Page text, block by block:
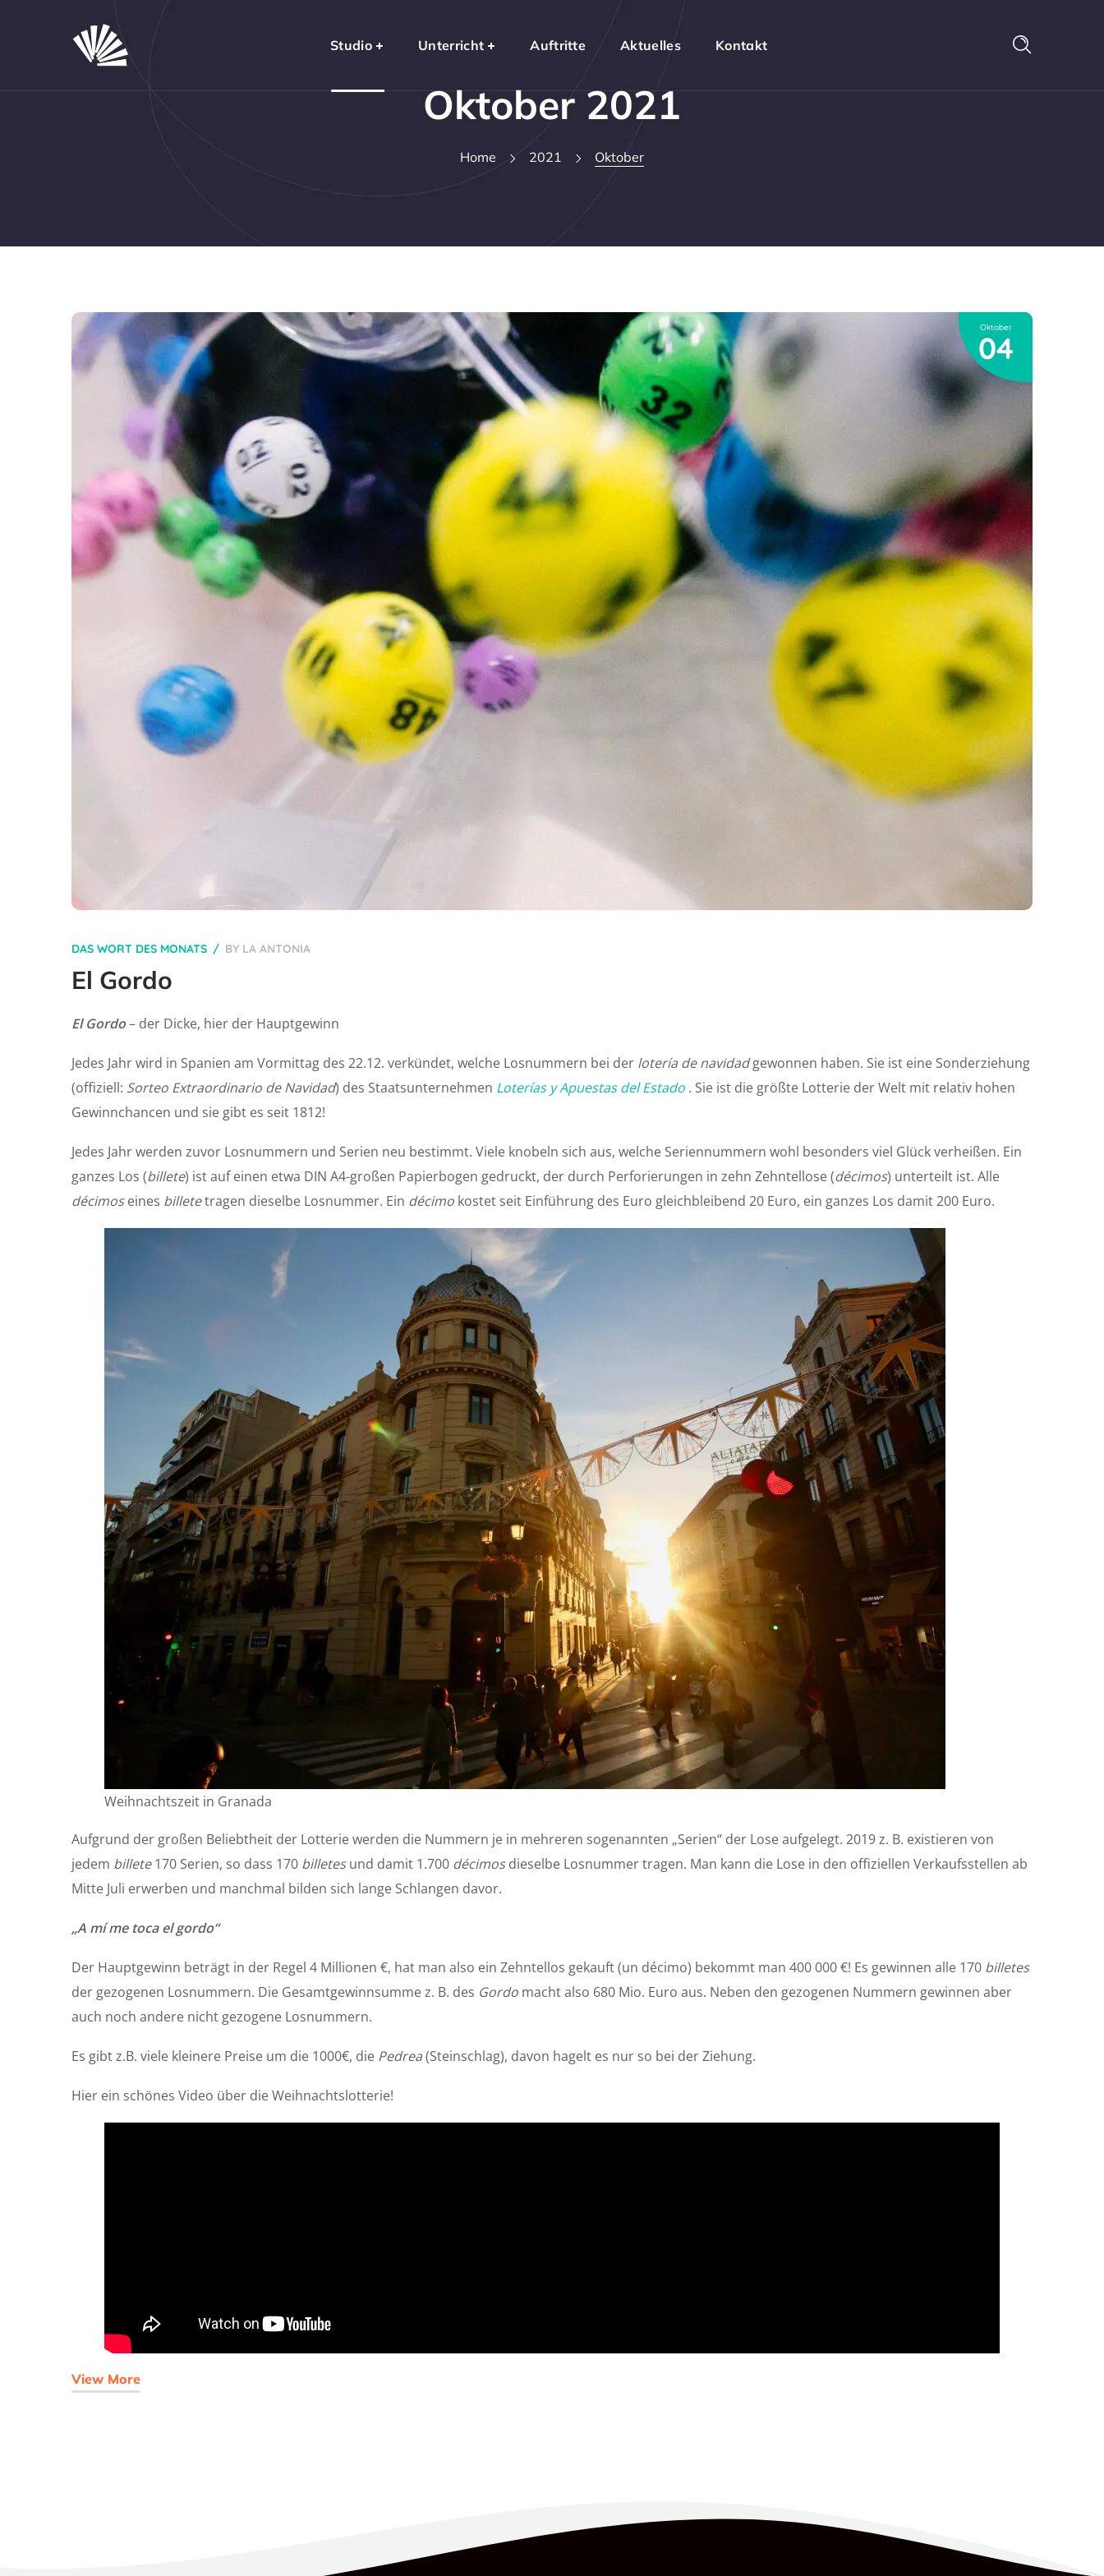
Studio Unterricht Auftritte Aktuelles Kontakt
Oktober 2021
Home 2021 Oktober
Oktober
04
DAS WORT DES MONATS BY LA ANTONIA
El Gordo
El Gordo– der Dicke, hier der Hauptgewinn
Jedes Jahr wird in Spanien am Vormittag des 22.12. verkündet, welche Losnummern bei der lotería de navidadgewonnen haben. Sie ist eine Sonderziehung
(offiziell: Sorteo Extraordinario de Navidad) des Staatsunternehmen Loterías y Apuestas del Estado . Sie ist die größte Lotterie der Welt mit relativ hohen
Gewinnchancen und sie gibt es seit 1812!
Jedes Jahr werden zuvor Losnummern und Serien neu bestimmt. Viele knobeln sich aus, welche Seriennummern wohl besonders viel Glück verheißen. Ein
ganzes Los (billete) ist auf einen etwa DIN A4-großen Papierbogen gedruckt, der durch Perforierungen in zehn Zehntellose (décimos) unterteilt ist. Alle
décimoseines billetetragen dieselbe Losnummer. Ein décimo kostet seit Einführung des Euro gleichbleibend 20 Euro, ein ganzes Los damit 200 Euro.
Weihnachtszeit in Granada
Aufgrund der großen Beliebtheit der Lotterie werden die Nummern je in mehreren sogenannten „Serien“ der Lose aufgelegt. 2019 z. B. existieren von
jedem billete170 Serien, so dass 170 billetesund damit 1.700 décimosdieselbe Losnummer tragen. Man kann die Lose in den offiziellen Verkaufsstellen ab
Mitte Juli erwerben und manchmal bilden sich lange Schlangen davor.
„A mí me toca el gordo“
Der Hauptgewinn beträgt in der Regel 4 Millionen €, hat man also ein Zehntellos gekauft (un décimo) bekommt man 400 000 €! Es gewinnen alle 170 billetes
der gezogenen Losnummern. Die Gesamtgewinnsumme z. B. des Gordo macht also 680 Mio. Euro aus. Neben den gezogenen Nummern gewinnen aber
auch noch andere nicht gezogene Losnummern.
Es gibt z.B. viele kleinere Preise um die 1000€, die Pedrea(Steinschlag), davon hagelt es nur so bei der Ziehung.
Hier ein schönes Video über die Weihnachtslotterie!
View More